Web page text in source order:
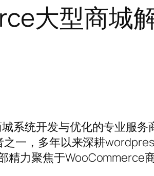
大型商城
系统开发与优化的专业服
一，多年以来深耕
精力聚焦于WooCommerce